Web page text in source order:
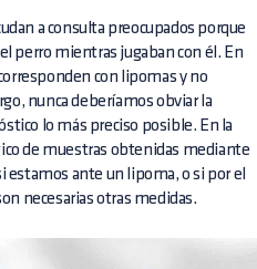
a consulta preocupados porque
perro mientras jugaban con él. En
con lipomas y no
nunca deberíamos obviar la
lo más preciso posible. En la
de muestras obtenidas mediante
ante un lipoma, o si por el
necesarias otras medidas.